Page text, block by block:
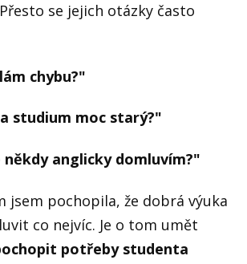
Přesto se jejich otázky často
chybu?"
studium moc starý?"
někdy anglicky domluvím?"
jsem pochopila, že dobrá výuka
co nejvíc. Je o tom umět
potřeby studenta